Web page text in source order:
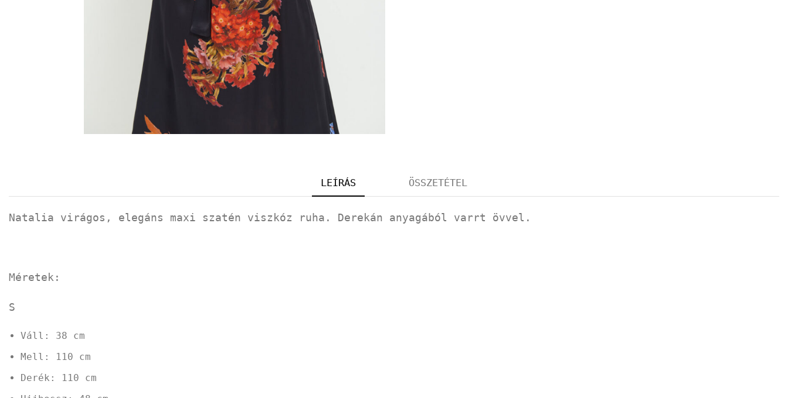
LEÍRÁS ÖSSZETÉTEL
Natalia virágos, elegáns maxi szatén viszkóz ruha. Derekán anyagából varrt övvel.
Méretek:
S
Váll: 38 cm
Mell: 110 cm
Derék: 110 cm